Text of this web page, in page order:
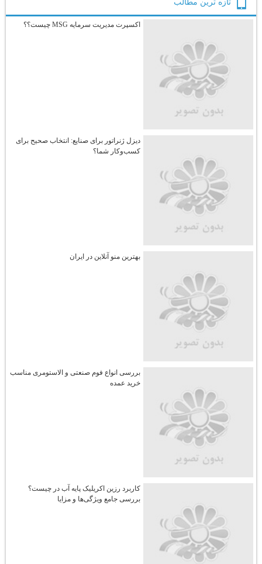
تازه ترين مطالب
اکسپرت مدیریت سرمایه MSG چیست؟؟
دیزل ژنراتور برای صنایع: انتخاب صحیح برای
کسب‌وکار شما؟
بهترین منو آنلاین در ایران
بررسی انواع فوم صنعتی و الاستومری مناسب
خرید عمده
کاربرد رزین اکریلیک پایه آب در چیست؟
بررسی جامع ویژگی‌ها و مزایا